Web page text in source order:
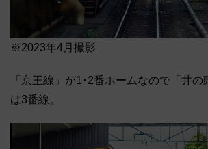
※2023年4月撮影
「京王線」が1･2番ホームなので「井の
は3番線。